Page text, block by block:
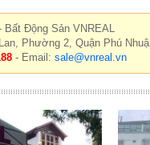
Bất Động Sản VNREAL
Phường 2, Quận Phú
- Email: sale@vnreal.vn